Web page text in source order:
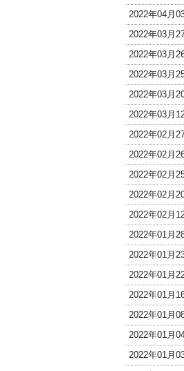
2022年04月
2022年03月
2022年03月
2022年03月
2022年03月
2022年03月
2022年02月
2022年02月
2022年02月
2022年02月
2022年02月
2022年01月
2022年01月
2022年01月
2022年01月
2022年01月
2022年01月
2022年01月